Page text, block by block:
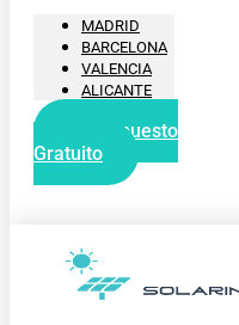
MADRID
BARCELONA
VALENCIA
ALICANTE
Presupuesto
Gratuito